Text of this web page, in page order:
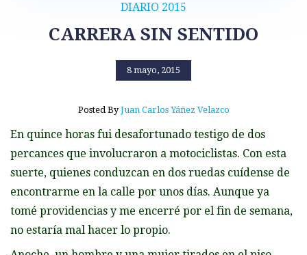
DIARIO 2015
CARRERA SIN SENTIDO
8 mayo, 2015
Posted ByJuan Carlos Yáñez Velazco
En quince horas fui desafortunado testigo de dos
percances que involucraron a motociclistas. Con esta
suerte, quienes conduzcan en dos ruedas cuídense de
encontrarme en la calle por unos días. Aunque ya
tomé providencias y me encerré por el fin de semana,
no estaría mal hacer lo propio.